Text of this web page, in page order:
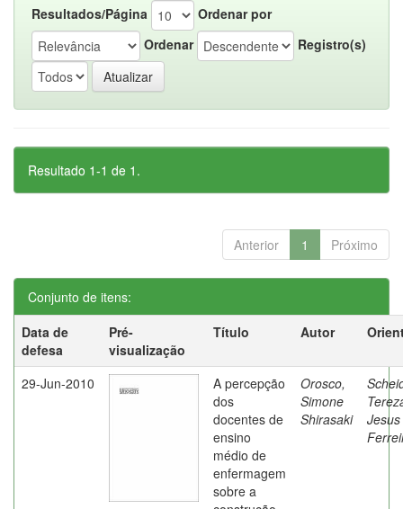
Resultados/Página
Ordenar por
Ordenar
Registro(s)
Resultado 1-1 de 1.
Anterior 1 Próximo
Conjunto de itens:
Data de
defesa
Pré-
visualização
Título Autor
29-Jun-2010
A percepção
dos
docentes de
ensino
médio de
enfermagem
sobre a
Orosco,
Simone
Shirasaki
Jesus